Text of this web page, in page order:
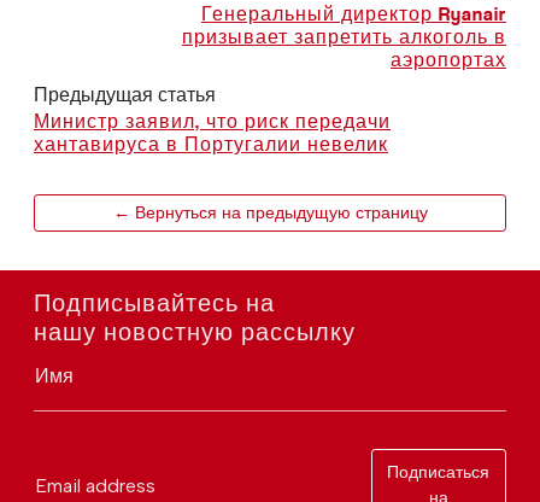
Генеральный директор Ryanair
призывает запретить алкоголь в
аэропортах
Предыдущая статья
Министр заявил, что риск передачи
хантавируса в Португалии невелик
← Вернуться на предыдущую страницу
Подписывайтесь на
нашу новостную рассылку
Имя
Email address
Подписаться
на